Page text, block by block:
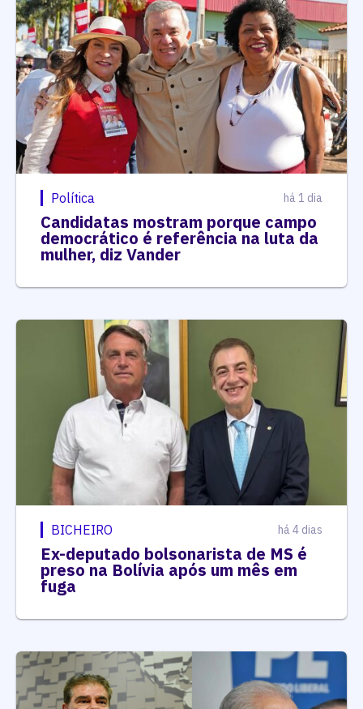
Política há 1 dia
Candidatas mostram porque campo
democrático é referência na luta da
mulher, diz Vander
BICHEIRO há 4 dias
Ex-deputado bolsonarista de MS é
preso na Bolívia após um mês em
fuga